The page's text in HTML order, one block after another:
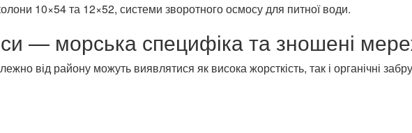
10×54 та 12×52, системи зворотного осмосу для питної води.
— морська специфіка та зношені
від району можуть виявлятися як висока жорсткість, так і органічні